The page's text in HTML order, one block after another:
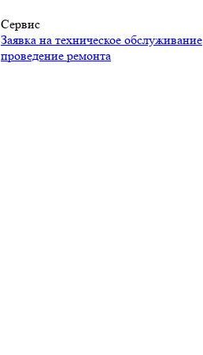
Сервис
Заявка на техническое обслуживание
проведение ремонта